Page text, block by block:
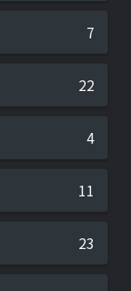
7
22
4
11
23